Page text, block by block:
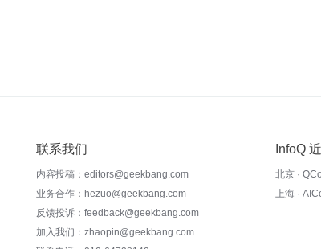
联系我们
内容投稿：editors@geekbang.com
业务合作：hezuo@geekbang.com
反馈投诉：feedback@geekbang.com
加入我们：zhaopin@geekbang.com
InfoQ
北京 ·
上海 ·